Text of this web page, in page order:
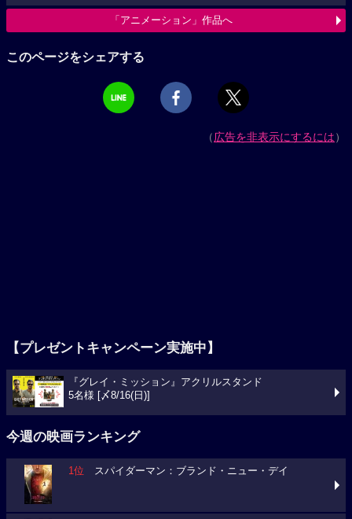
「アニメーション」作品へ
このページをシェアする
（広告を非表示にするには）
【プレゼントキャンペーン実施中】
『グレイ・ミッション』アクリルスタンド
5名様 [〆8/16(日)]
今週の映画ランキング
1位 スパイダーマン：ブランド・ニュー・デイ